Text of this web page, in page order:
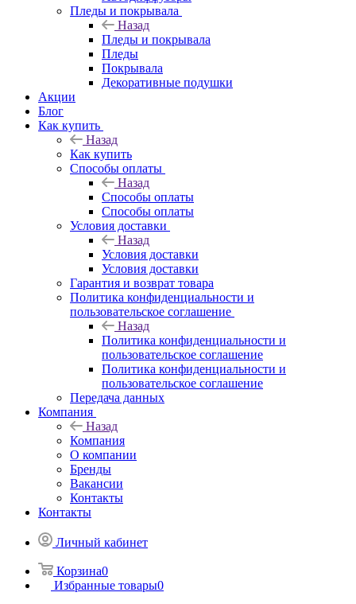
Пледы и покрывала
Назад
Пледы и покрывала
Пледы
Покрывала
Декоративные подушки
Акции
Блог
Как купить
Назад
Как купить
Способы оплаты
Назад
Способы оплаты
Способы оплаты
Условия доставки
Назад
Условия доставки
Условия доставки
Гарантия и возврат товара
Политика конфиденциальности и
пользовательское соглашение
Назад
Политика конфиденциальности и
пользовательское соглашение
Политика конфиденциальности и
пользовательское соглашение
Передача данных
Компания
Назад
Компания
О компании
Бренды
Вакансии
Контакты
Контакты
Личный кабинет
Корзина0
Избранные товары0